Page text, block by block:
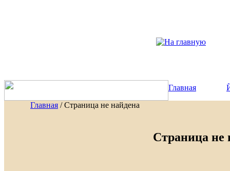
Главная
Главная / Страница не найдена
Страница не